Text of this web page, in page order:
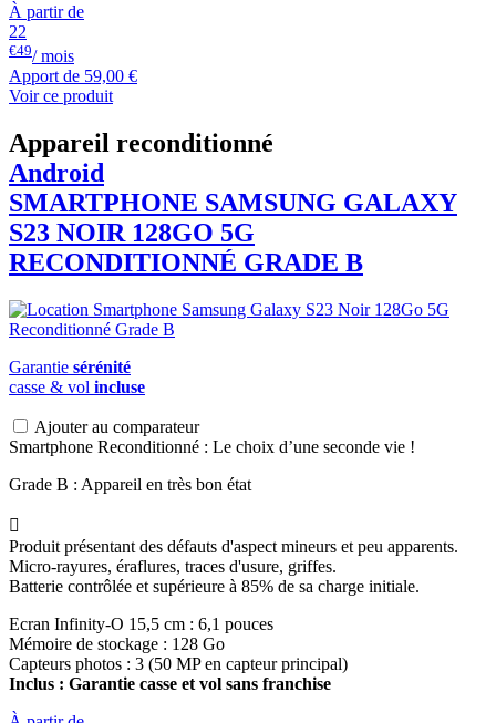
À partir de
22
€49/ mois
Apport de 59,00 €
Voir ce produit
Appareil reconditionné
Android
SMARTPHONE SAMSUNG GALAXY
S23 NOIR 128GO 5G
RECONDITIONNÉ GRADE B
Garantie sérénité
casse & vol incluse
Ajouter au comparateur
Smartphone Reconditionné : Le choix d’une seconde vie !
Grade B : Appareil en très bon état

Produit présentant des défauts d'aspect mineurs et peu apparents.
Micro-rayures, éraflures, traces d'usure, griffes.
Batterie contrôlée et supérieure à 85% de sa charge initiale.
Ecran Infinity-O 15,5 cm : 6,1 pouces
Mémoire de stockage : 128 Go
Capteurs photos : 3 (50 MP en capteur principal)
Inclus : Garantie casse et vol sans franchise